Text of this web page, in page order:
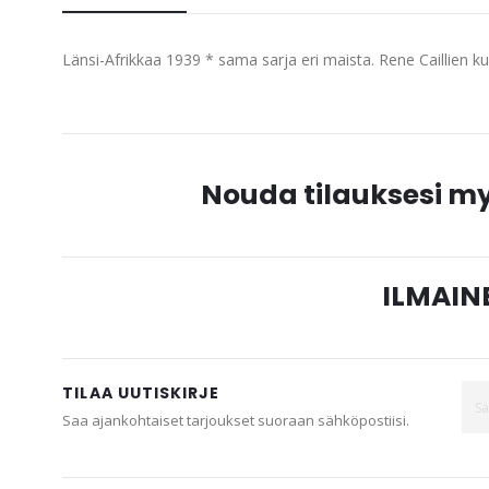
of
gallery
Länsi-Afrikkaa 1939 * sama sarja eri maista. Rene Caillien
Nouda tilauksesi
TILAA UUTISKIRJE
Saa ajankohtaiset tarjoukset suoraan sähköpostiisi.